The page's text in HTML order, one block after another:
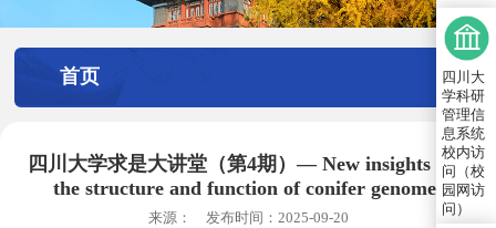
首页
四川大学求是大讲堂（第4期）— New insights into
the structure and function of conifer genomes
来源： 发布时间： 2025-09-20
四川大
学科研
管理信
息系统
校内访
问（校
园网访
问）